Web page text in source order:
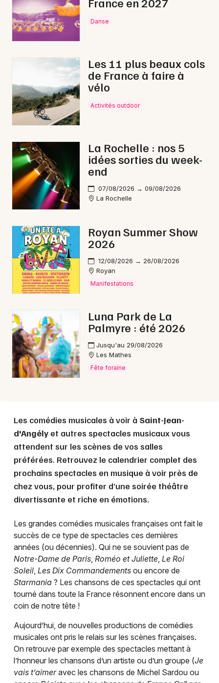
Spectacle musical en Poitou-Charente
Newsletter des sorties
Artistes en tournée
Actus à Saint-Jean-d'Angély
Magazine à Saint-Jean-d'Angély
17 - Charente-Maritime
Choisir mes départements
Mon email
Je m'abonne
Danse
Les 11 plus beaux cols
de France à faire à
vélo
Activités outdoor
La Rochelle : nos 5
idées sorties du week-
end
07/08/2026 → 09/08/2026
La Rochelle
Royan Summer Show
2026
12/08/2026 → 26/08/2026
Royan
Manifestations
Luna Park de La
Palmyre : été 2026
Jusqu'au 29/08/2026
Les Mathes
Fête foraine
Les comédies musicales à voir à Saint-Jean-
d'Angély et autres spectacles musicaux vous
attendent sur les scènes de vos salles
préférées. Retrouvez le calendrier complet des
prochains spectacles en musique à voir près de
chez vous, pour profiter d’une soirée théâtre
divertissante et riche en émotions.
Les grandes comédies musicales françaises ont fait le
succès de ce type de spectacles ces dernières
années (ou décennies). Qui ne se souvient pas de
Notre-Dame de Paris, Roméo et Juliette, Le Roi
Soleil, Les Dix Commandements ou encore de
Starmania ? Les chansons de ces spectacles qui ont
tourné dans toute la France résonnent encore dans un
coin de notre tête !
Aujourd’hui, de nouvelles productions de comédies
musicales ont pris le relais sur les scènes françaises.
On retrouve par exemple des spectacles mettant à
l’honneur les chansons d’un artiste ou d’un groupe (Je
vais t’aimeravec les chansons de Michel Sardou ou